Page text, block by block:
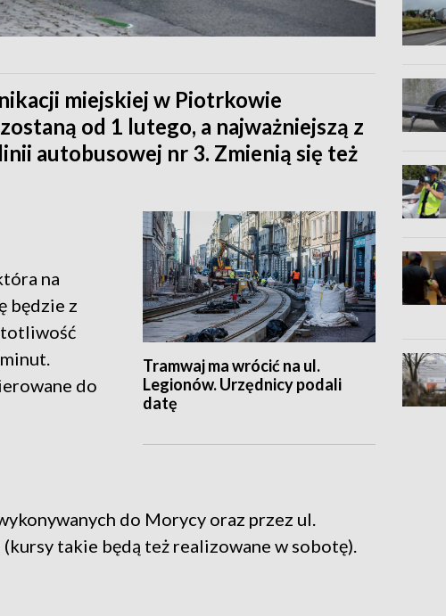
miejskiej w Piotrkowie
od 1 lutego, a najważniejszą z
autobusowej nr 3. Zmienią się też
Tramwaj ma wrócić na ul.
Legionów. Urzędnicy podali
datę
na
będzie z
do
do Morycy oraz przez ul.
takie będą też realizowane w sobotę).